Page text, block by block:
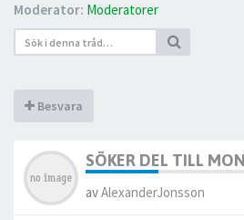
Moderator: Moderatorer
Besvara
SÖKER DEL TILL
avAlexanderJonsson